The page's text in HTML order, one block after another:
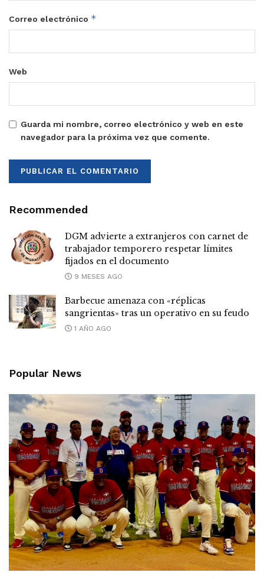
Correo electrónico *
Web
Guarda mi nombre, correo electrónico y web en este
navegador para la próxima vez que comente.
Recommended
DGM advierte a extranjeros con carnet de
trabajador temporero respetar límites
fijados en el documento
9 MESES AGO
Barbecue amenaza con «réplicas
sangrientas» tras un operativo en su feudo
1 AÑO AGO
Popular News